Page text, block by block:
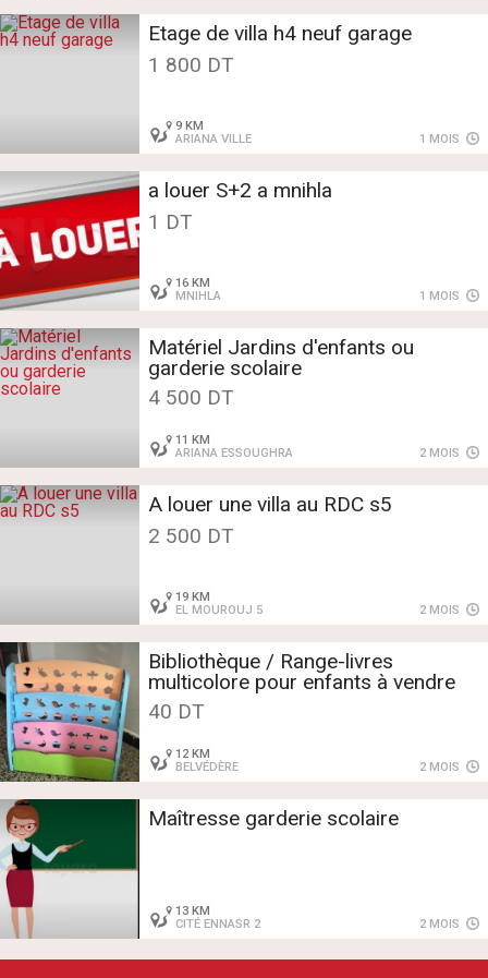
Etage de villa h4 neuf garage
1 800 DT
9 KM
ARIANA VILLE
1 MOIS
a louer S+2 a mnihla
1 DT
16 KM
MNIHLA
1 MOIS
Matériel Jardins d'enfants ou
garderie scolaire
4 500 DT
11 KM
ARIANA ESSOUGHRA
2 MOIS
A louer une villa au RDC s5
2 500 DT
19 KM
EL MOUROUJ 5
2 MOIS
Bibliothèque / Range-livres
multicolore pour enfants à vendre
40 DT
12 KM
BELVÉDÈRE
2 MOIS
Maîtresse garderie scolaire
13 KM
CITÉ ENNASR 2
2 MOIS